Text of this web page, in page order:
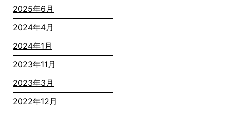
2025年6月
2024年4月
2024年1月
2023年11月
2023年3月
2022年12月